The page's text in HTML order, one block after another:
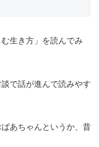
生き方」を読んでみ
で話が進んで読みやす
あちゃんというか、昔